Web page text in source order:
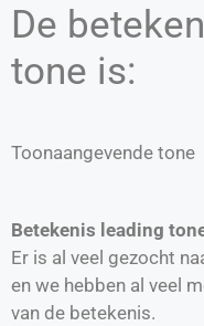
De
tone is:
Toonaangevende tone
Betekenis leading
Er is al veel gezocht
en we hebben al veel
van de betekenis.